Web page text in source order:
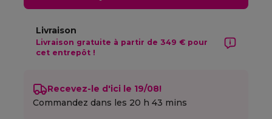
Livraison
Livraison gratuite à partir de 349 € pour
cet entrepôt !
Recevez-le d'ici le 19/08!
Commandez dans les 20 h 43 mins